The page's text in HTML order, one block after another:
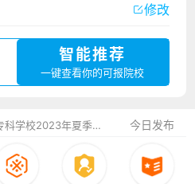
修改
智能推荐
一键查看你的可报院校
厦门大学嘉庚学院2023年艺术类招生简章
湛江幼儿师范专科学校2023年夏季高考招生简章
香港中文大学（深圳）2023年夏季高考招生简章
今日发布